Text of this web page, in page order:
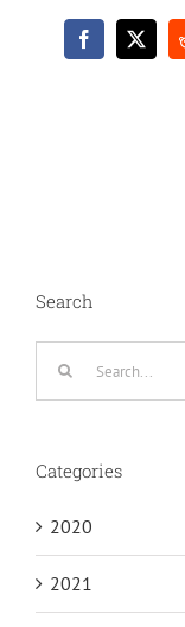
Facebook
X
Search
Categories
2020
2021